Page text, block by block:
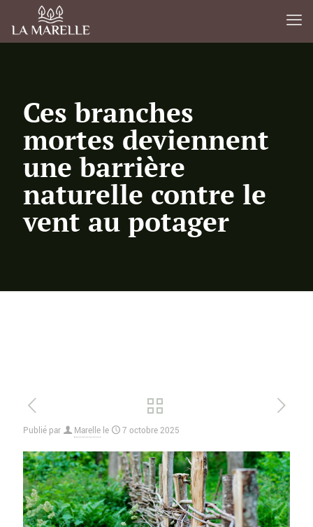
Ces branches
mortes deviennent
une barrière
naturelle contre le
vent au potager
Publié par Marelle le 7 octobre 2025